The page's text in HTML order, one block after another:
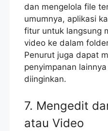
dan mengelola file
umumnya, aplikasi
fitur untuk langsung
video ke dalam
Penurut juga dapat
penyimpanan
diinginkan.
7. Mengedit
atau Video